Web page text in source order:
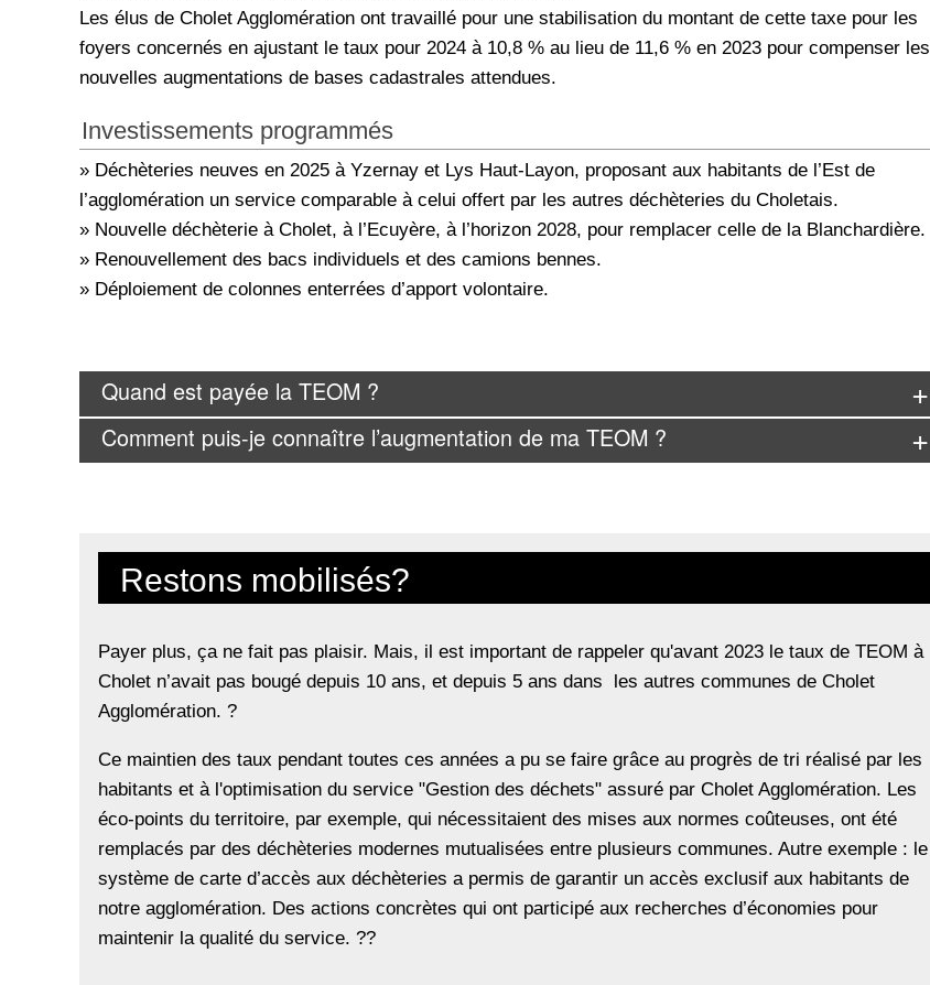
Les élus de Cholet Agglomération ont travaillé pour une stabilisation du montant de cette taxe pour les
foyers concernés en ajustant le taux pour 2024 à 10,8 % au lieu de 11,6 % en 2023 pour compenser les
nouvelles augmentations de bases cadastrales attendues.
Investissements programmés
» Déchèteries neuves en 2025 à Yzernay et Lys Haut-Layon, proposant aux habitants de l’Est de
l’agglomération un service comparable à celui offert par les autres déchèteries du Choletais.
» Nouvelle déchèterie à Cholet, à l’Ecuyère, à l’horizon 2028, pour remplacer celle de la Blanchardière.
» Renouvellement des bacs individuels et des camions bennes.
» Déploiement de colonnes enterrées d’apport volontaire.
Quand est payée la TEOM ?
Comment puis-je connaître l’augmentation de ma TEOM ?
Restons mobilisés?
Payer plus, ça ne fait pas plaisir. Mais, il est important de rappeler qu'avant 2023 le taux de TEOM à
Cholet n’avait pas bougé depuis 10 ans, et depuis 5 ans dans les autres communes de Cholet
Agglomération. ?
Ce maintien des taux pendant toutes ces années a pu se faire grâce au progrès de tri réalisé par les
habitants et à l'optimisation du service "Gestion des déchets" assuré par Cholet Agglomération. Les
éco-points du territoire, par exemple, qui nécessitaient des mises aux normes coûteuses, ont été
remplacés par des déchèteries modernes mutualisées entre plusieurs communes. Autre exemple : le
système de carte d’accès aux déchèteries a permis de garantir un accès exclusif aux habitants de
notre agglomération. Des actions concrètes qui ont participé aux recherches d’économies pour
maintenir la qualité du service. ??